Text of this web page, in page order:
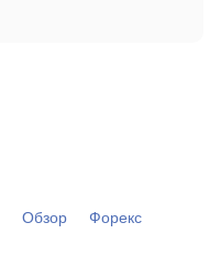
Обзор
Форекс